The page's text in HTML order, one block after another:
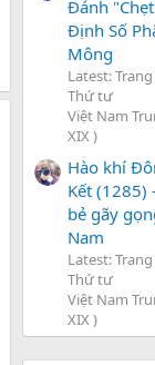
Đánh
Định Số
Mông
Latest:
Thứ tư
Việt Nam
XIX )
Hào khí
Kết
bẻ gãy
Nam
Latest:
Thứ tư
Việt Nam
XIX )